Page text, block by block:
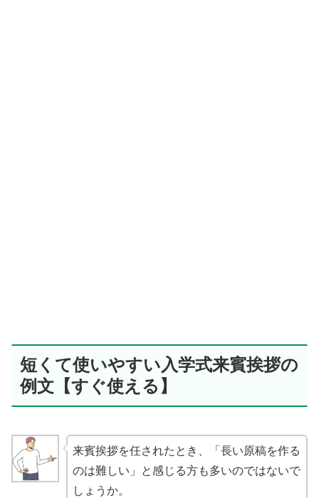
短くて使いやすい入学式来賓挨拶の
例文【すぐ使える】
来賓挨拶を任されたとき、「長い原稿を作る
のは難しい」と感じる方も多いのではないで
しょうか。